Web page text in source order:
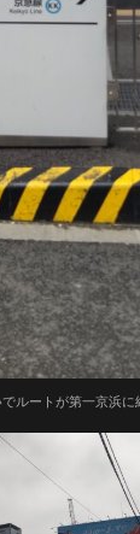
ルートが第一京浜に